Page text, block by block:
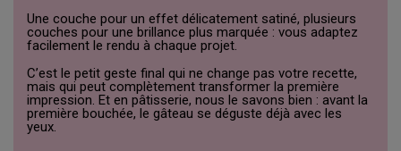
Une couche pour un effet délicatement satiné, plusieurs
couches pour une brillance plus marquée : vous adaptez
facilement le rendu à chaque projet.
C’est le petit geste final qui ne change pas votre recette,
mais qui peut complètement transformer la première
impression. Et en pâtisserie, nous le savons bien : avant la
première bouchée, le gâteau se déguste déjà avec les
yeux.